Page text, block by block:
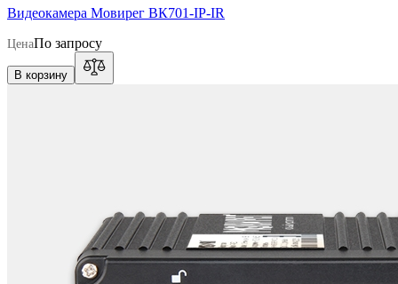
Видеокамера Мовирег ВК701-IP-IR
ЦенаПо запросу
В корзину